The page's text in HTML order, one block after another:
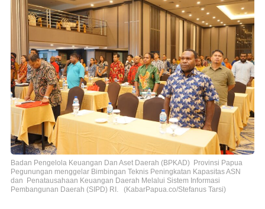
Badan Pengelola Keuangan Dan Aset Daerah (BPKAD) Provinsi Papua
Pegunungan menggelar Bimbingan Teknis Peningkatan Kapasitas ASN
dan Penatausahaan Keuangan Daerah Melalui Sistem Informasi
Pembangunan Daerah (SIPD) RI. (KabarPapua.co/Stefanus Tarsi)